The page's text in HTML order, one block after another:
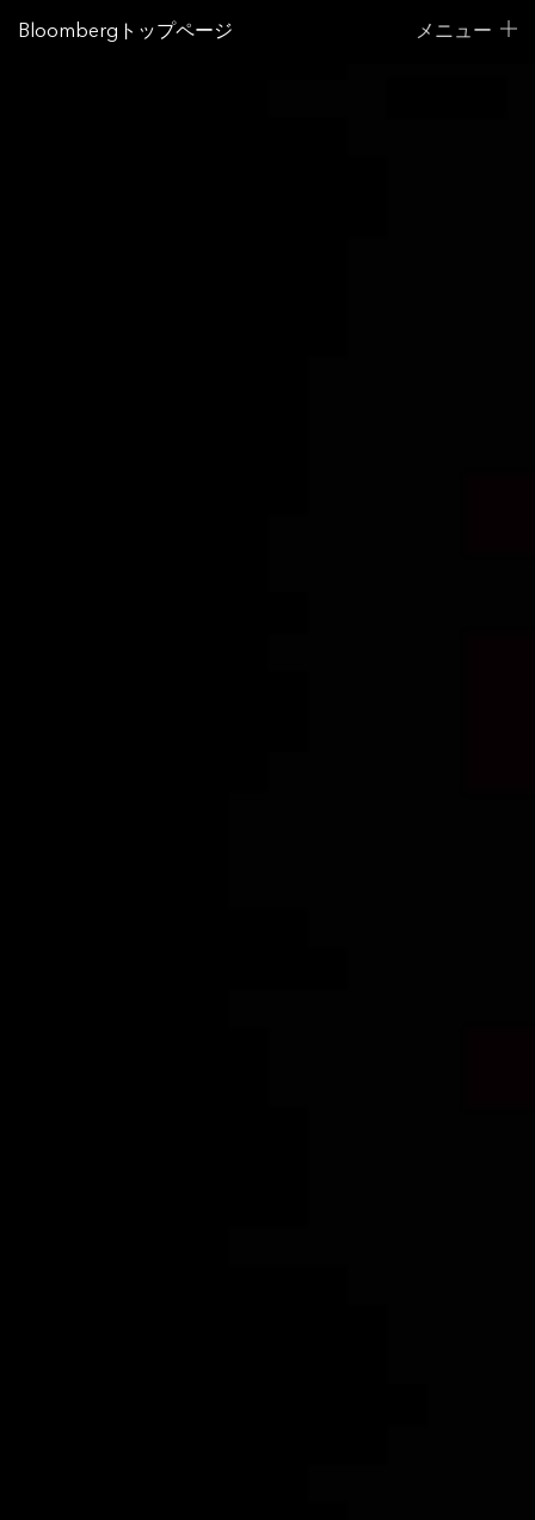
Bloombergトップページ メニュー